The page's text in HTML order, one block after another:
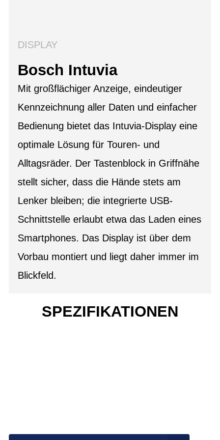
DISPLAY
Bosch Intuvia
Mit großflächiger Anzeige, eindeutiger
Kennzeichnung aller Daten und einfacher
Bedienung bietet das Intuvia-Display eine
optimale Lösung für Touren- und
Alltagsräder. Der Tastenblock in Griffnähe
stellt sicher, dass die Hände stets am
Lenker bleiben; die integrierte USB-
Schnittstelle erlaubt etwa das Laden eines
Smartphones. Das Display ist über dem
Vorbau montiert und liegt daher immer im
Blickfeld.
SPEZIFIKATIONEN